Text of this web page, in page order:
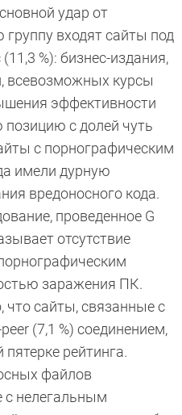
удар от
входят сайты под
%): бизнес-издания,
всевозможных курсы
эффективности
позицию с долей чуть
с порнографическим
имели дурную
вредоносного кода.
проведенное G
отсутствие
заражения ПК.
что сайты, связанные с
(7,1 %) соединением,
рейтинга.
файлов
с нелегальным